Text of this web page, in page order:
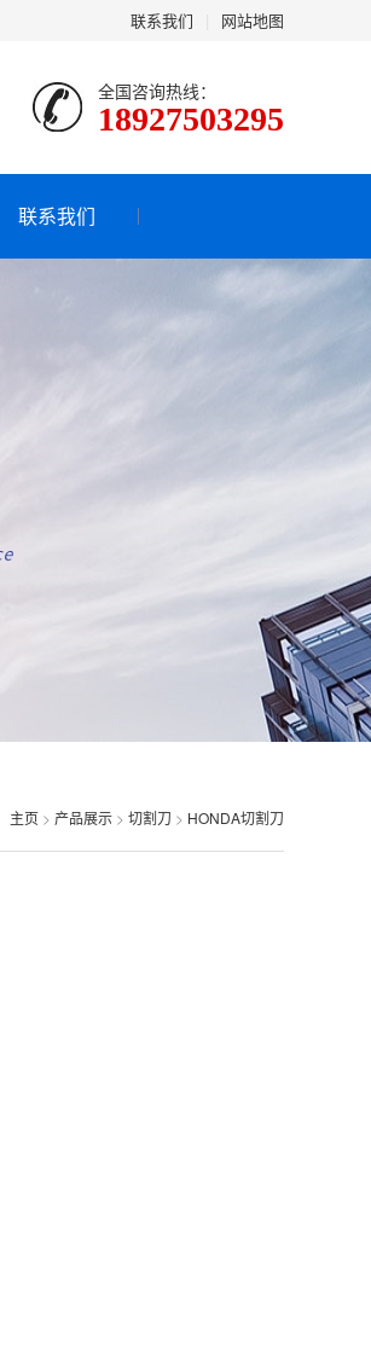
联系我们 网站地图
全国咨询热线：
18927503295
联系我们
主页 > 产品展示 > 切割刀 > HONDA切割刀